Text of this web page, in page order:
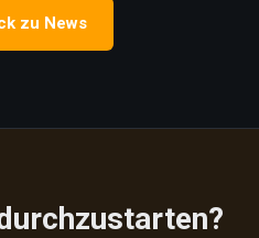
zu News